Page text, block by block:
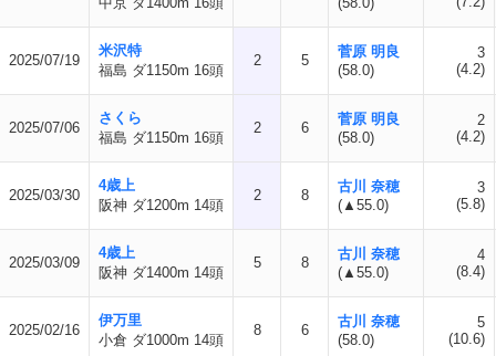
2025/07/19
米沢特
福島 ダ1150m 16頭
2 5
菅原 明良
(58.0)
3
(4.2)
2025/07/06
さくら
福島 ダ1150m 16頭
2 6
菅原 明良
(58.0)
2
(4.2)
2025/03/30
4歳上
阪神 ダ1200m 14頭
2 8
古川 奈穂
(▲55.0)
3
(5.8)
2025/03/09
4歳上
阪神 ダ1400m 14頭
5 8
古川 奈穂
(▲55.0)
4
(8.4)
2025/02/16
伊万里
小倉 ダ1000m 14頭
8 6
古川 奈穂
(58.0)
5
(10.6)